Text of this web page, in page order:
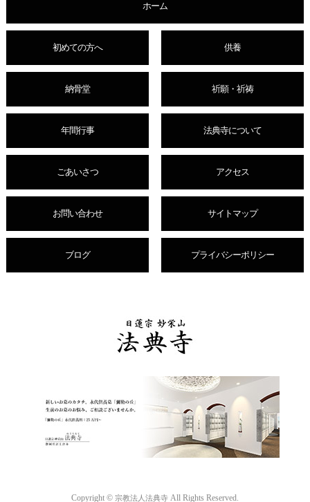
ホーム
初めての方へ 供養
納骨堂 祈願・祈祷
年間行事 法典寺について
ごあいさつ アクセス
お問い合わせ サイトマップ
ブログ プライバシーポリシー
Copyright © 宗教法人法典寺All Rights Reserved.